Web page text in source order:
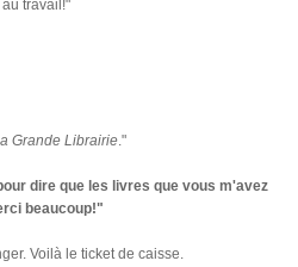
travail!"
Grande Librairie."
dire que les livres que vous m'avez
beaucoup!"
Voilà le ticket de caisse.